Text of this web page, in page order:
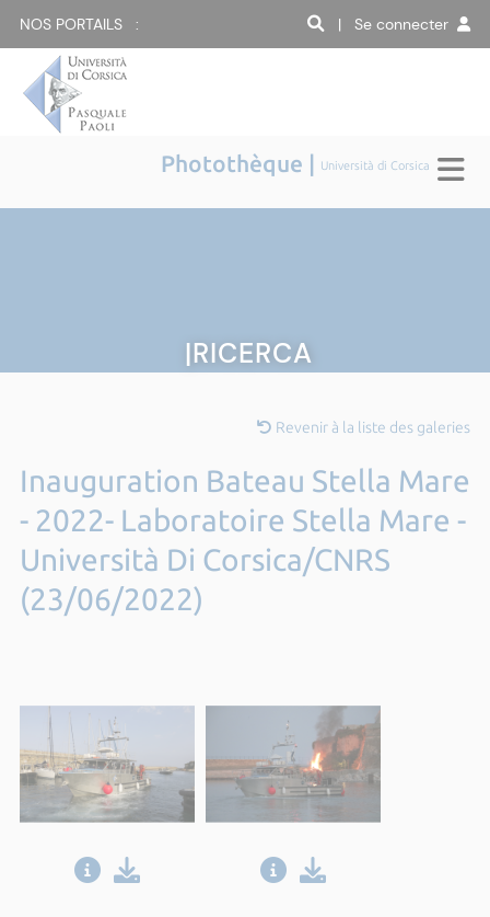
NOS PORTAILS : | Se connecter
Photothèque | Università di Corsica
|RICERCA
Revenir à la liste des galeries
Inauguration Bateau Stella Mare
- 2022- Laboratoire Stella Mare -
Università Di Corsica/CNRS
(23/06/2022)